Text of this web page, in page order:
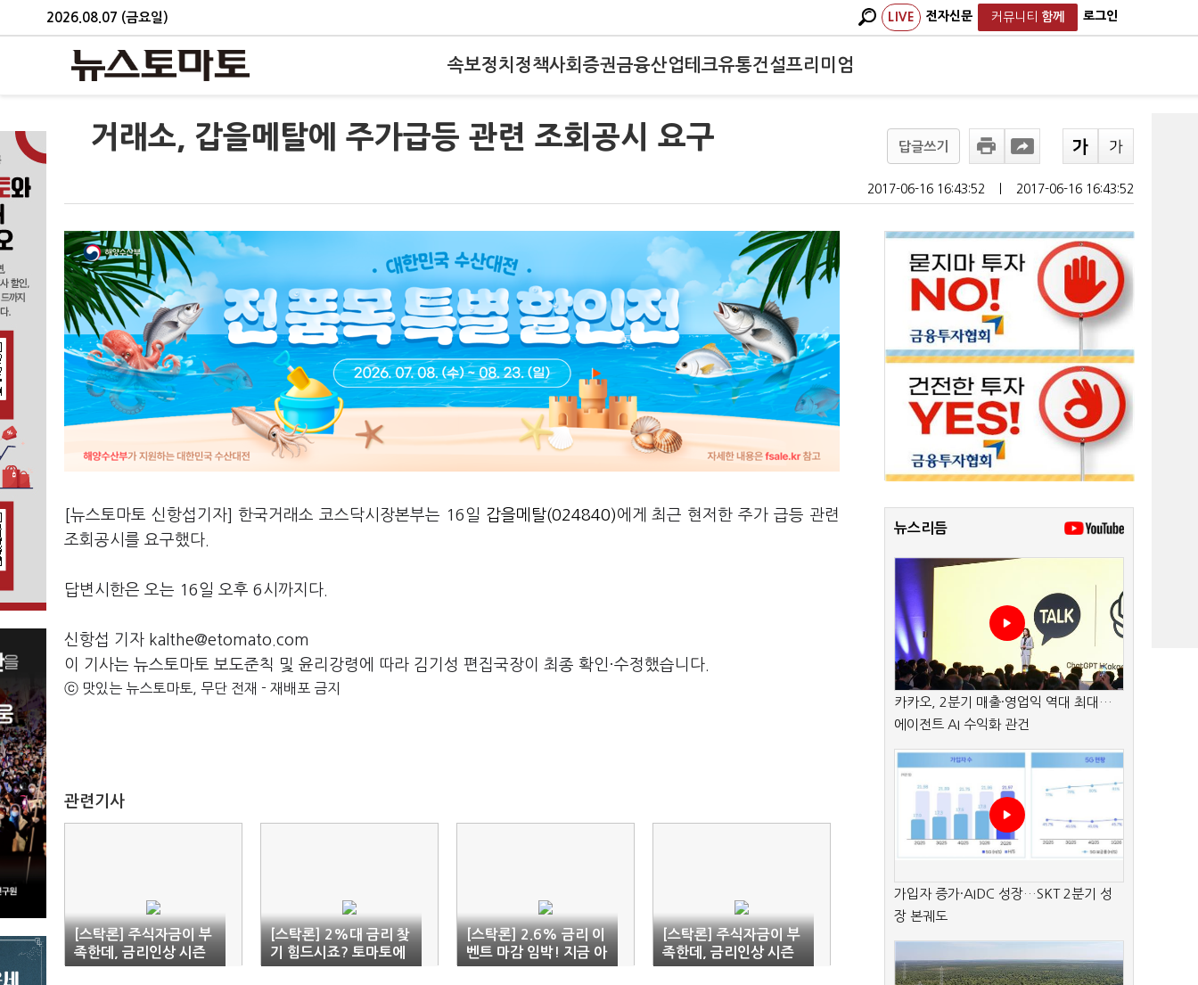
2026.08.07 (금요일) LIVE 전자신문 커뮤니티 함께 로그인
속보정치 정책사회 증권금융산업테크유통건설프리미엄
거래소, 갑을메탈에 주가급등 관련 조회공시 요구 답글쓰기
2017-06-16 16:43:52 2017-06-16 16:43:52
[뉴스토마토 신항섭기자] 한국거래소 코스닥시장본부는 16일 갑을메탈(024840)에게 최근 현저한 주가 급등 관련
조회공시를 요구했다.
답변시한은 오는 16일 오후 6시까지다.
신항섭 기자 kalthe@etomato.com
이 기사는 뉴스토마토 보도준칙 및 윤리강령에 따라 김기성 편집국장이 최종 확인·수정했습니다.
ⓒ 맛있는 뉴스토마토, 무단 전재 - 재배포 금지
관련기사
[스탁론] 주식자금이 부
족한데, 금리인상 시즌
에 아직 2.6% 상품이!?
[스탁론] 2%대 금리 찾
기 힘드시죠? 토마토에
선 2.6% 금리 이벤트
[스탁론] 2.6% 금리 이
벤트 마감 임박! 지금 아
니면 때를 놓치십니다.
[스탁론] 주식자금이 부
족한데, 금리인상 시즌
에 아직 2.6% 상품이!?
뉴스리듬
카카오, 2분기 매출·영업익 역대 최대…
에이전트 AI 수익화 관건
가입자 증가·AIDC 성장…SKT 2분기 성
장 본궤도